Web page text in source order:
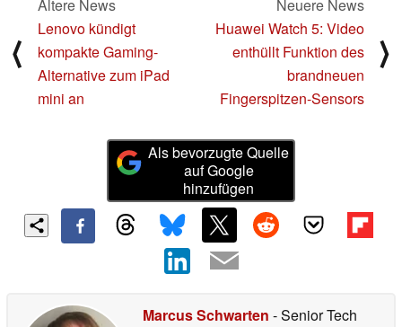
⟨
Ältere News
Lenovo kündigt
kompakte Gaming-
Alternative zum iPad
mini an
Neuere News
Huawei Watch 5: Video
enthüllt Funktion des
brandneuen
Fingerspitzen-Sensors
⟩
Als bevorzugte Quelle
auf Google
hinzufügen
Marcus Schwarten - Senior Tech